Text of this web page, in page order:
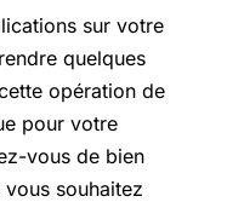
sur votre
quelques
opération de
pour votre
vous de bien
souhaitez